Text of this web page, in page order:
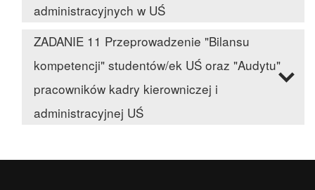
administracyjnych w UŚ
ZADANIE 11 Przeprowadzenie "Bilansu
kompetencji" studentów/ek UŚ oraz "Audytu"
pracowników kadry kierowniczej i
administracyjnej UŚ